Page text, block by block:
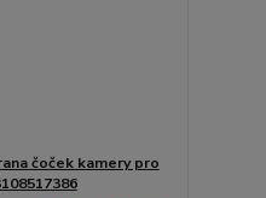
čoček kamery pro